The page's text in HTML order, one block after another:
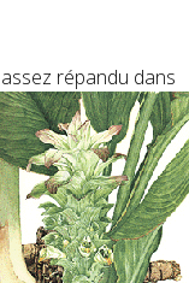
répandu dans